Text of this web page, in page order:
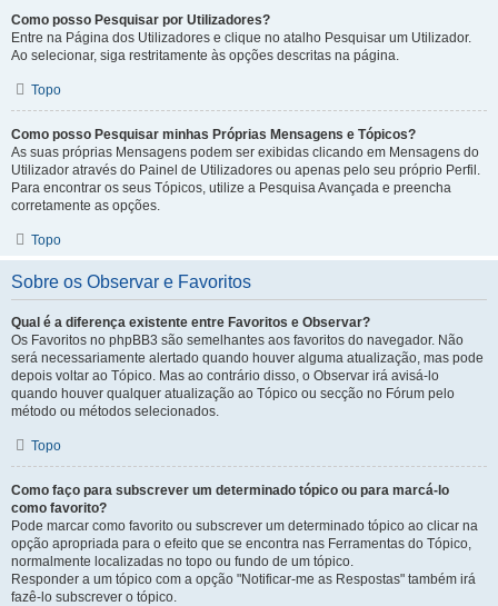
Como posso Pesquisar por Utilizadores?
Entre na Página dos Utilizadores e clique no atalho Pesquisar um Utilizador.
Ao selecionar, siga restritamente às opções descritas na página.
Topo
Como posso Pesquisar minhas Próprias Mensagens e Tópicos?
As suas próprias Mensagens podem ser exibidas clicando em Mensagens do
Utilizador através do Painel de Utilizadores ou apenas pelo seu próprio Perfil.
Para encontrar os seus Tópicos, utilize a Pesquisa Avançada e preencha
corretamente as opções.
Topo
Sobre os Observar e Favoritos
Qual é a diferença existente entre Favoritos e Observar?
Os Favoritos no phpBB3 são semelhantes aos favoritos do navegador. Não
será necessariamente alertado quando houver alguma atualização, mas pode
depois voltar ao Tópico. Mas ao contrário disso, o Observar irá avisá-lo
quando houver qualquer atualização ao Tópico ou secção no Fórum pelo
método ou métodos selecionados.
Topo
Como faço para subscrever um determinado tópico ou para marcá-lo
como favorito?
Pode marcar como favorito ou subscrever um determinado tópico ao clicar na
opção apropriada para o efeito que se encontra nas Ferramentas do Tópico,
normalmente localizadas no topo ou fundo de um tópico.
Responder a um tópico com a opção "Notificar-me as Respostas" também irá
fazê-lo subscrever o tópico.